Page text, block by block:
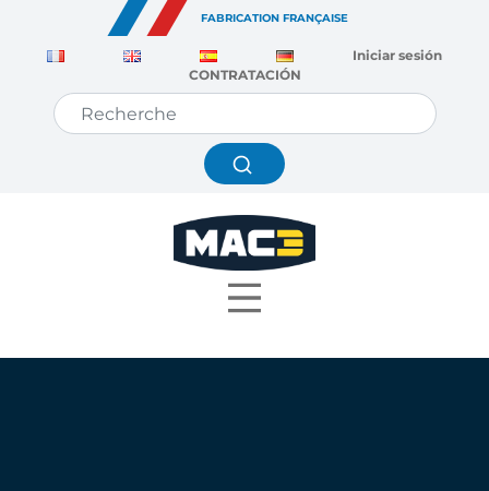
FABRICATION FRANÇAISE
Iniciar sesión
CONTRATACIÓN
Panel de gestión de cookies